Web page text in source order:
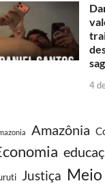
4
Amazônia
Justiça